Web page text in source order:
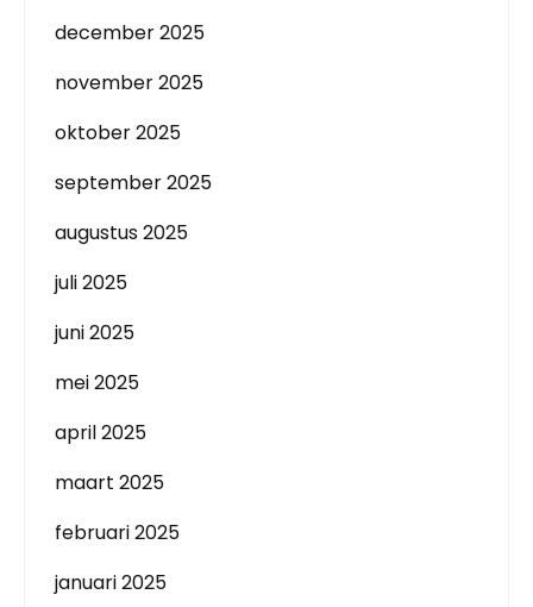
december 2025
november 2025
oktober 2025
september 2025
augustus 2025
juli 2025
juni 2025
mei 2025
april 2025
maart 2025
februari 2025
januari 2025